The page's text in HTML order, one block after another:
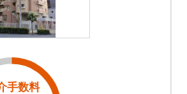
手数料